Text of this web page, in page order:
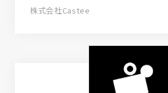
株式会社Castee